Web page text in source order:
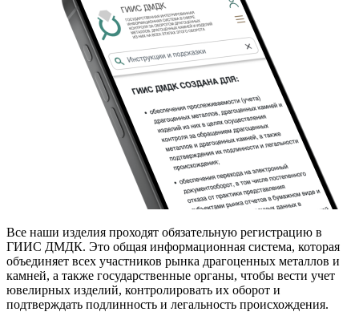
Все наши изделия проходят обязательную регистрацию в
ГИИС ДМДК. Это общая информационная система, которая
объединяет всех участников рынка драгоценных металлов и
камней, а также государственные органы, чтобы вести учет
ювелирных изделий, контролировать их оборот и
подтверждать подлинность и легальность происхождения.